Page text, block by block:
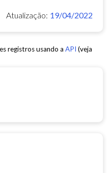
Atualização: 19/04/2022
registros usando a API (veja